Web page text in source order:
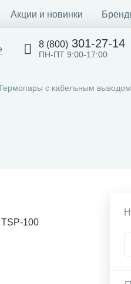
Акции и новинки
8 (800) 301-27-14
ПН-ПТ 9:00-17:00
с кабельным выводом
100